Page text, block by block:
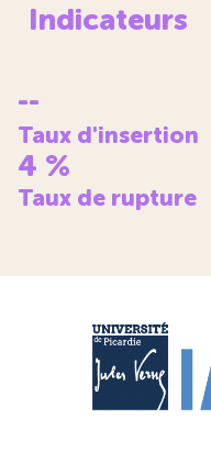
Indicateurs
--
Taux d'insertion
4 %
Taux de rupture